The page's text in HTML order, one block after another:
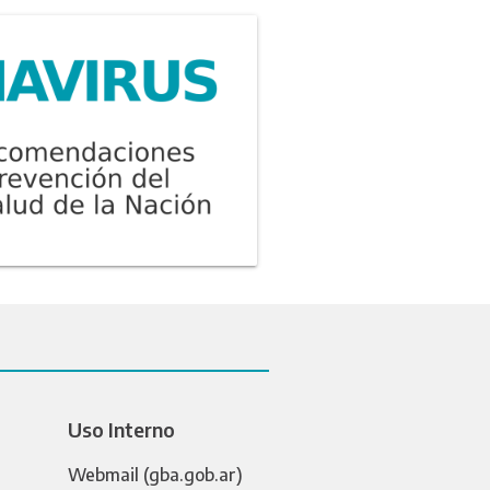
Uso Interno
Webmail (gba.gob.ar)